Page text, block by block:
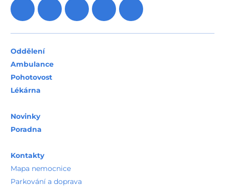
Oddělení
Ambulance
Pohotovost
Lékárna
Novinky
Poradna
Kontakty
Mapa nemocnice
Parkování a doprava